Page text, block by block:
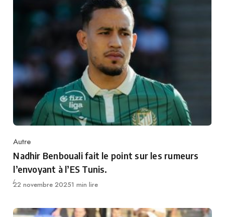
Category
Autre
Nadhir Benbouali fait le point sur les rumeurs
l’envoyant à l’ES Tunis.
Publié
22 novembre 20251 min lire